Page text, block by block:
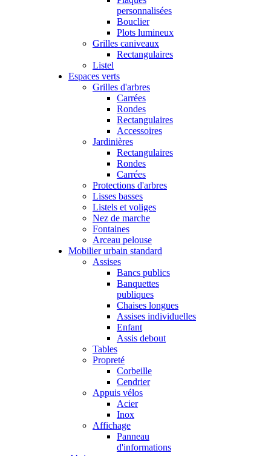
personnalisées
Bouclier
Plots lumineux
Grilles caniveaux
Rectangulaires
Listel
Espaces verts
Grilles d'arbres
Carrées
Rondes
Rectangulaires
Accessoires
Jardinières
Rectangulaires
Rondes
Carrées
Protections d'arbres
Lisses basses
Listels et voliges
Nez de marche
Fontaines
Arceau pelouse
Mobilier urbain standard
Assises
Bancs publics
Banquettes
publiques
Chaises longues
Assises individuelles
Enfant
Assis debout
Tables
Propreté
Corbeille
Cendrier
Appuis vélos
Acier
Inox
Affichage
Panneau
d'informations